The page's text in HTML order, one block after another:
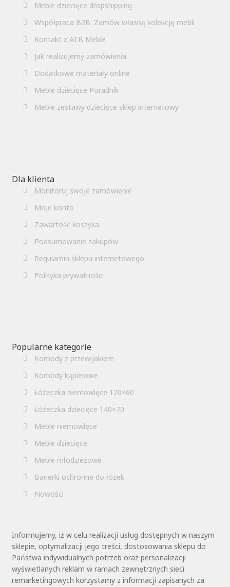
Meble dziecięce dropshipping
Współpraca B2B: Zamów własną kolekcję mebli
Kontakt z ATB Meble
Jak realizujemy zamówienia
Dodatkowe materiały online
Meble dziecięce Poradnik
Meble zestawy dziecięce sklep internetowy
Dla klienta
Monitoruj swoje zamówienie
Moje konto
Zawartość koszyka
Podsumowanie zakupów
Regulamin sklepu internetowego
Polityka prywatności
Popularne kategorie
Komody z przewijakiem
Komody kąpielowe
Łóżeczka niemowlęce 120×60
Łóżeczka dziecięce 140×70
Meble niemowlęce
Meble dziecięce
Meble młodzieżowe
Barierki ochronne do łóżek
Nowości
Informujemy, iż w celu realizacji usług dostępnych w naszym
sklepie, optymalizacji jego treści, dostosowania sklepu do
Państwa indywidualnych potrzeb oraz personalizacji
wyświetlanych reklam w ramach zewnętrznych sieci
remarketingowych korzystamy z informacji zapisanych za